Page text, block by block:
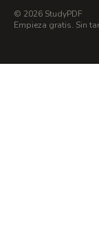
© 2026 StudyPDF
Empieza gratis. Sin